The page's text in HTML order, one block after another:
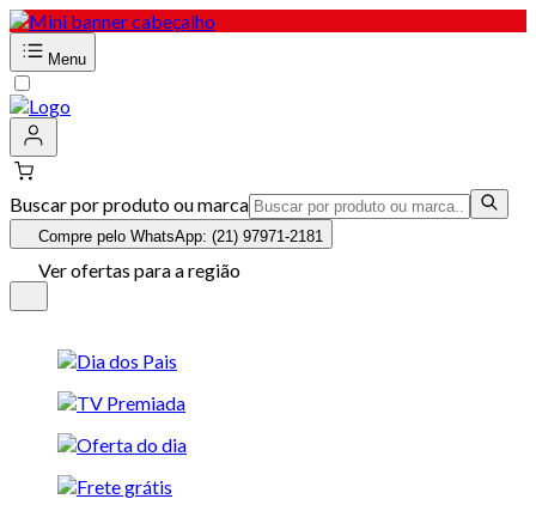
Menu
Buscar por produto ou marca
Compre pelo WhatsApp: (21) 97971-2181
Ver ofertas para a região